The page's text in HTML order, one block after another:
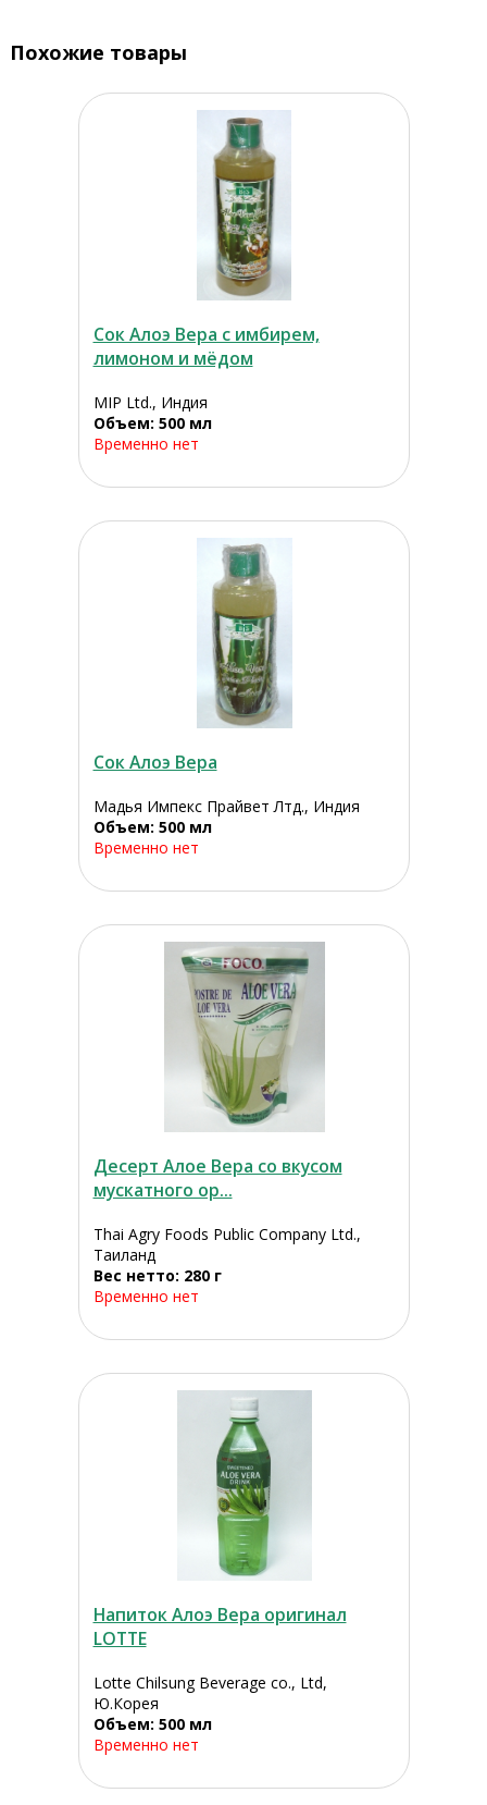
Похожие товары
Сок Алоэ Вера с имбирем,
лимоном и мёдом
MIP Ltd., Индия
Объем: 500 мл
Временно нет
Сок Алоэ Вера
Мадья Импекс Прайвет Лтд., Индия
Объем: 500 мл
Временно нет
Десерт Алое Вера со вкусом
мускатного ор...
Thai Agry Foods Public Company Ltd.,
Таиланд
Вес нетто: 280 г
Временно нет
Напиток Алоэ Вера оригинал
LOTTE
Lotte Chilsung Beverage co., Ltd,
Ю.Корея
Объем: 500 мл
Временно нет